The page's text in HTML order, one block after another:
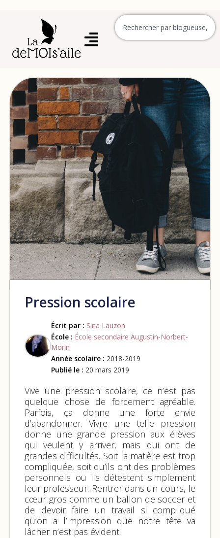
Pression scolaire
Écrit par : Sina Lauzon
École : École secondaire Augustin-Norbert-
Morin
Année scolaire : 2018-2019
Publié le : 20 mars 2019
Vive une pression scolaire, ce n’est pas
quelque chose de forcement agréable.
Parfois, ça donne une forte envie
d’abandonner. Vivre une telle pression
donne une grande pression aux élèves
qui veulent y arriver, mais qui ont de
grandes difficultés. Soit la matière est trop
compliquée, soit qu’ils ont des problèmes
personnels ou ils détestent simplement
leur professeur. Rentrer dans un cours, le
cœur gros comme un ballon de soccer et
de devoir faire un travail si compliqué
qu’on a l’impression que notre tête va
lâcher n’est pas évident.